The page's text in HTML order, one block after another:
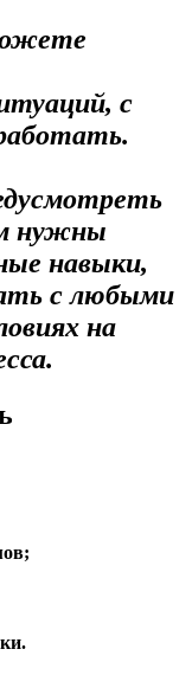
с
нужны
навыки,
с любыми
на